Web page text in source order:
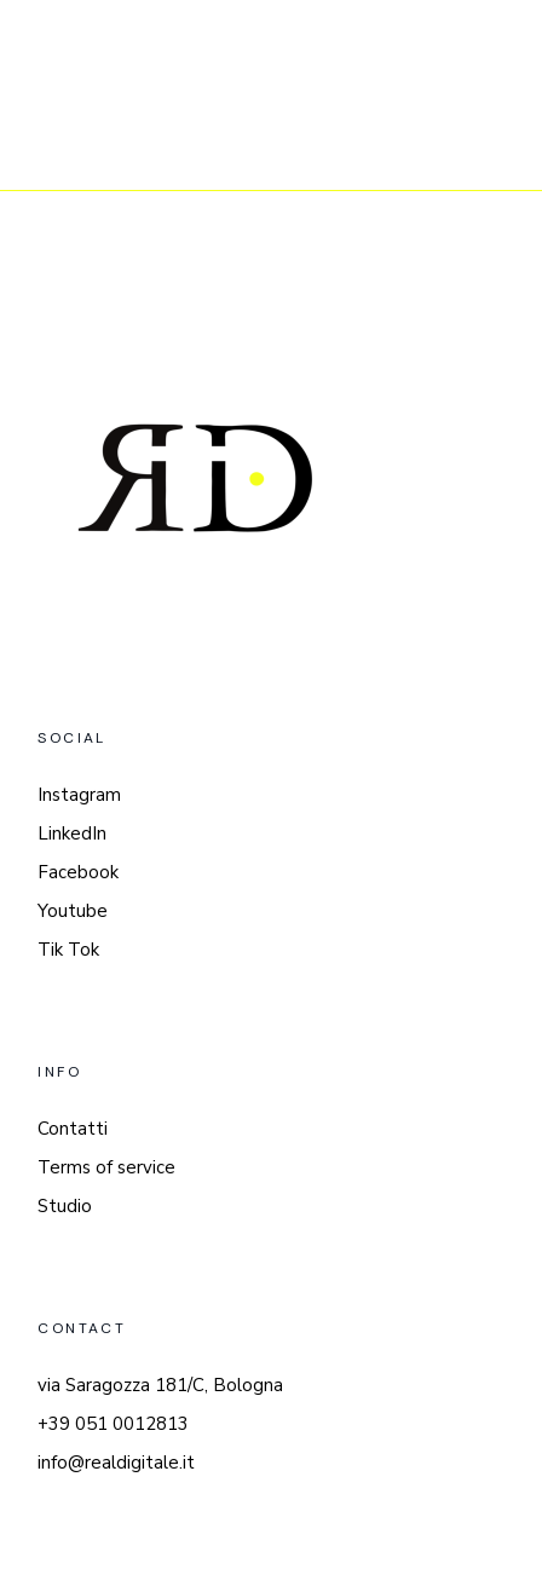
SOCIAL
Instagram
LinkedIn
Facebook
Youtube
Tik Tok
INFO
Contatti
Terms of service
Studio
CONTACT
via Saragozza 181/C, Bologna
+39 051 0012813
info@realdigitale.it